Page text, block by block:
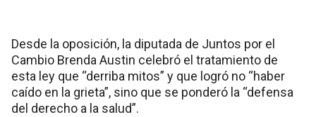
Desde la oposición, la diputada de Juntos por el
Cambio Brenda Austin celebró el tratamiento de
esta ley que “derriba mitos” y que logró no “haber
caído en la grieta”, sino que se ponderó la “defensa
del derecho a la salud”.